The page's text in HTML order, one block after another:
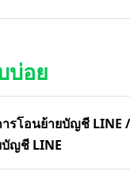
บ่อย
ารโอนย้ายบัญชี
ญชี LINE